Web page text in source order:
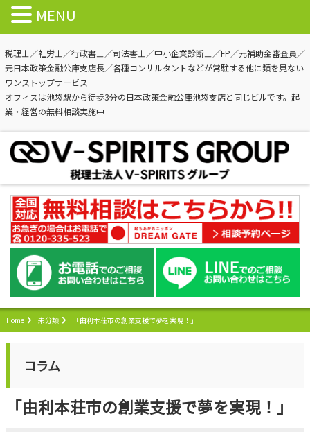
税理士／社労士／行政書士／司法書士／中小企業診断士／FP／元補助金審査員／
元日本政策金融公庫支店長／各種コンサルタントなどが常駐する他に類を見ない
ワンストップサービス
オフィスは池袋駅から徒歩3分の日本政策金融公庫池袋支店と同じビルです。起
業・経営の無料相談実施中
Home 未分類 「由利本荘市の創業支援で夢を実現！」
コラム
「由利本荘市の創業支援で夢を実現！」
MENU